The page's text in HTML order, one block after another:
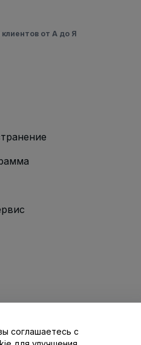
от А до Я
с нами
соглашаетесь с